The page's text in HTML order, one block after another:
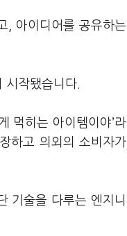
, 아이디어를 공유하는
시작됐습니다.
먹히는 아이템이야’라
하고 의외의 소비자가
기술을 다루는 엔지니